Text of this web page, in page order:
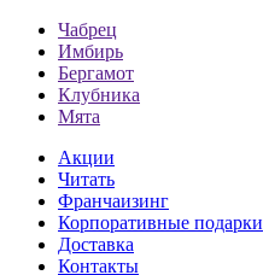
Чабрец
Имбирь
Бергамот
Клубника
Мята
Акции
Читать
Франчаизинг
Корпоративные подарки
Доставка
Контакты